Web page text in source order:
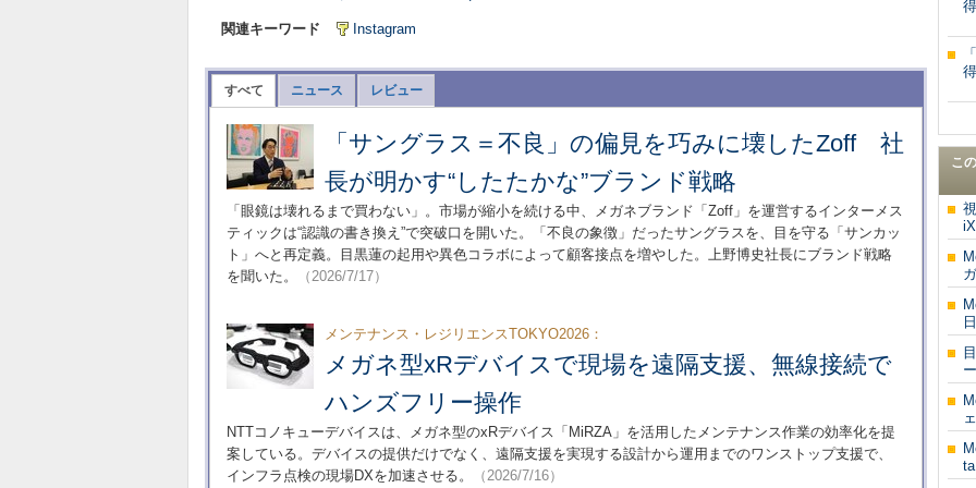
関連キーワード Instagram
すべて ニュース レビュー
「サングラス＝不良」の偏見を巧みに壊したZoff 社
長が明かす“したたかな”ブランド戦略
「眼鏡は壊れるまで買わない」。市場が縮小を続ける中、メガネブランド「Zoff」を運営するインターメス
ティックは“認識の書き換え”で突破口を開いた。「不良の象徴」だったサングラスを、目を守る「サンカッ
ト」へと再定義。目黒蓮の起用や異色コラボによって顧客接点を増やした。上野博史社長にブランド戦略
を聞いた。
（2026/7/17）
メンテナンス・レジリエンスTOKYO2026：
メガネ型xRデバイスで現場を遠隔支援、無線接続で
ハンズフリー操作
NTTコノキューデバイスは、メガネ型のxRデバイス「MiRZA」を活用したメンテナンス作業の効率化を提
案している。デバイスの提供だけでなく、遠隔支援を実現する設計から運用までのワンストップ支援で、
インフラ点検の現場DXを加速させる。
（2026/7/16）
こ